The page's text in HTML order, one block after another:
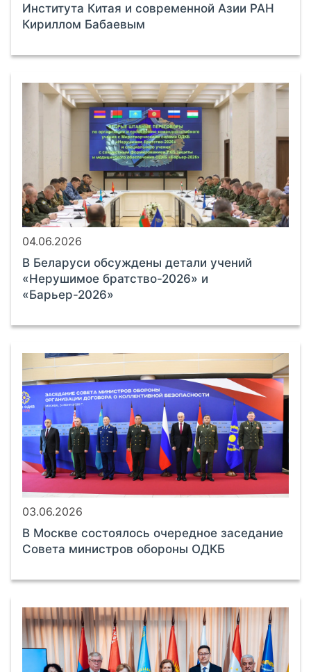
Института Китая и современной Азии РАН
Кириллом Бабаевым
04.06.2026
В Беларуси обсуждены детали учений
«Нерушимое братство-2026» и
«Барьер-2026»
03.06.2026
В Москве состоялось очередное заседание
Совета министров обороны ОДКБ